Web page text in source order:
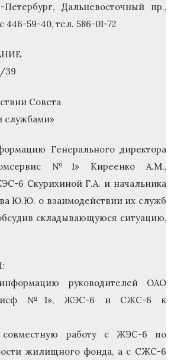
Петербург, Дальневосточный пр.,
446-59-40, тел. 586-01-72
39
Совета
Генерального директора
№1» Киреенко А.М.,
6 Скурихиной Г.А. и начальника
Ю.Ю. о взаимодействии их служб
складывающуюся ситуацию,
руководителей ОАО
№1», ЖЭС-6 и СЖС-6 к
совместную работу с ЖЭС-6 по
жилищного фонда, а с СЖС-6